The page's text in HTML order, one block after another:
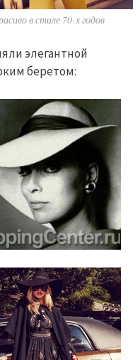
в стиле 70-х годов
элегантной
беретом: